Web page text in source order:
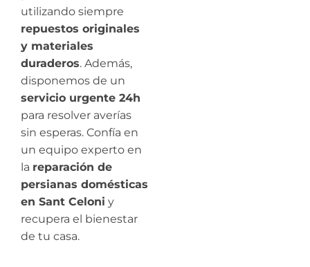
utilizando siempre
repuestos originales
y materiales
duraderos. Además,
disponemos de un
servicio urgente 24h
para resolver averías
sin esperas. Confía en
un equipo experto en
la reparación de
persianas domésticas
en Sant Celoni y
recupera el bienestar
de tu casa.